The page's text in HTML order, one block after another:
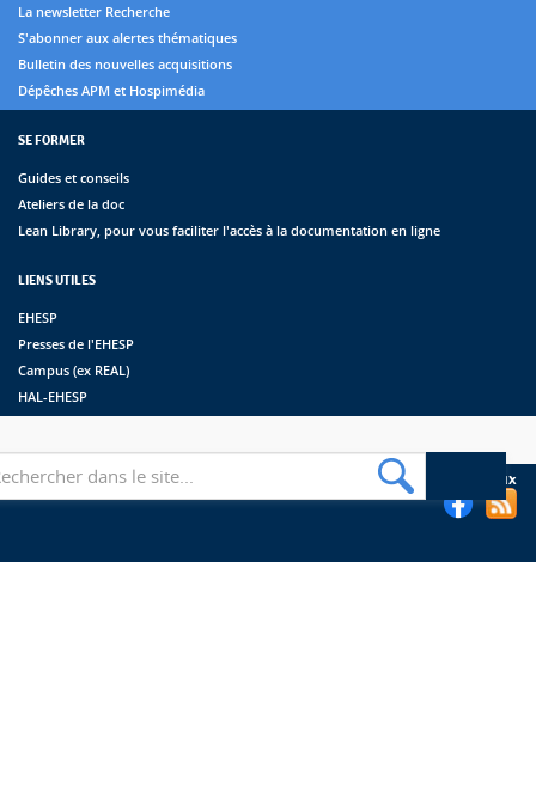
La newsletter Recherche
S'abonner aux alertes thématiques
Bulletin des nouvelles acquisitions
Dépêches APM et Hospimédia
SE FORMER
Guides et conseils
Ateliers de la doc
Lean Library, pour vous faciliter l'accès à la documentation en ligne
LIENS UTILES
EHESP
Presses de l'EHESP
Campus (ex REAL)
HAL-EHESP
Suivez les bibliothèques de l'EHESP sur les réseaux sociaux